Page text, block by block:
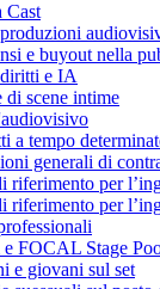
Cast
e buyout nella
e IA
di scene intime
a tempo
generali di
riferimento per
riferimento per
e FOCAL Stage
e giovani sul set